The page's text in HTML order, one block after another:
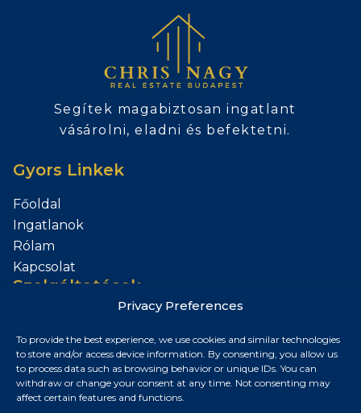
Privacy Preferences
To provide the best experience, we use cookies and similar technologies
to store and/or access device information. By consenting, you allow us
to process data such as browsing behavior or unique IDs. You can
withdraw or change your consent at any time. Not consenting may
affect certain features and functions.
Segítek magabiztosan ingatlant
vásárolni, eladni és befektetni.
Gyors Linkek
Főoldal
Ingatlanok
Rólam
Kapcsolat
Szolgáltatások
Kapcsolat
Budapest, Magyarország
+36 30 687 6790